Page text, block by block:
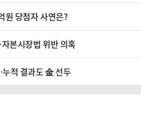
당첨자 사연은?
본시장법 위반 의혹
적 결과도 金 선두